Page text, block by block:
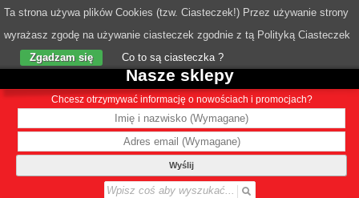
o Nas
Nasze sklepy
Chcesz otrzymywać informację o nowościach i promocjach?
Wyślij
Ta strona używa plików Cookies (tzw. Ciasteczek!) Przez używanie strony
wyrażasz zgodę na używanie ciasteczek zgodnie z tą Polityką Ciasteczek
Zgadzam się
Co to są ciasteczka ?